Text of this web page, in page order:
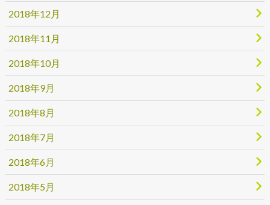
2018年12月
2018年11月
2018年10月
2018年9月
2018年8月
2018年7月
2018年6月
2018年5月